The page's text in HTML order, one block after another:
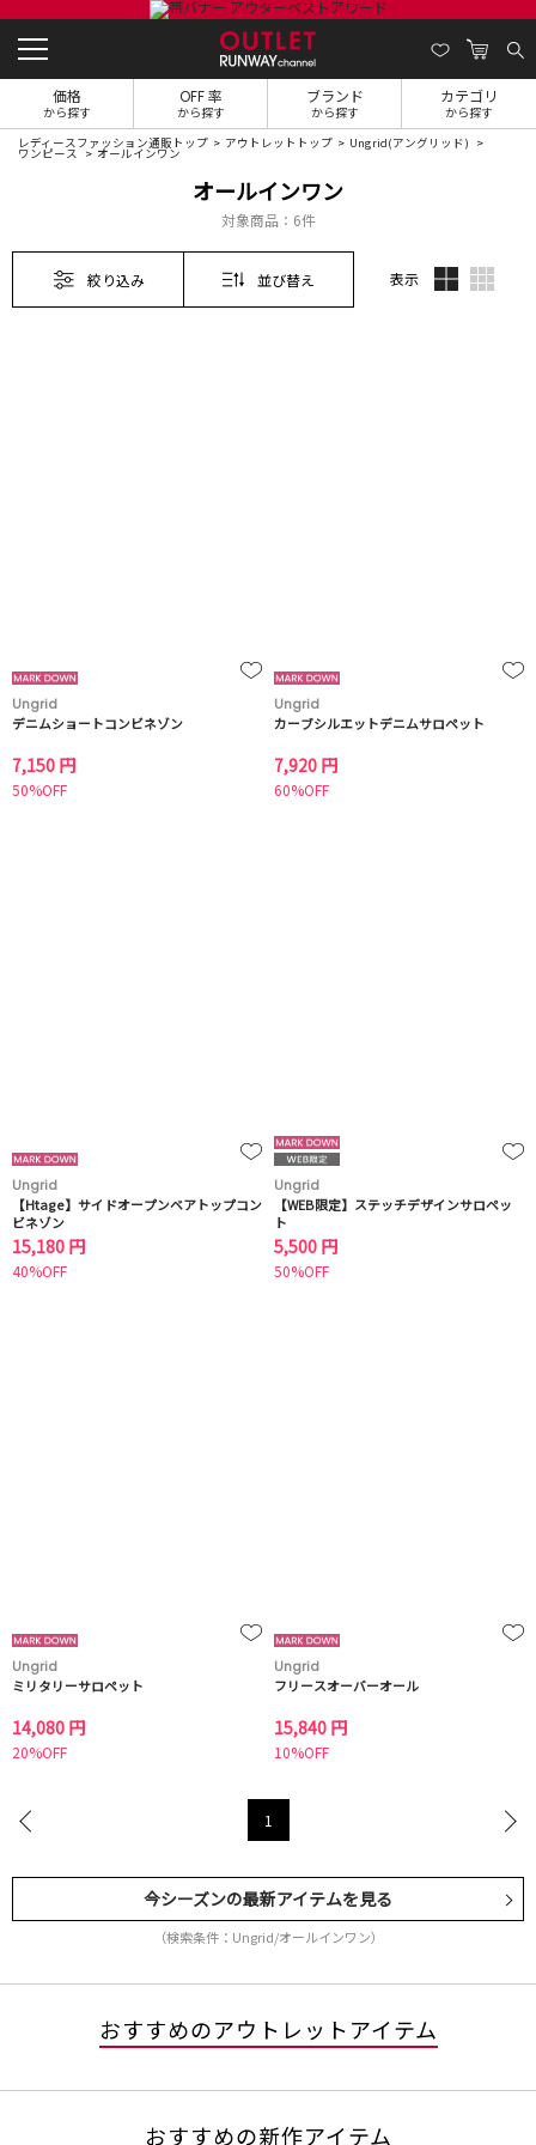
価格
から探す
OFF 率
から探す
ブランド
から探す
カテゴリ
から探す
レディースファッション通販トップ アウトレットトップ Ungrid(アングリッド)
ワンピース オールインワン
オールインワン
対象商品： 6件
絞り込み 並び替え 表示
Ungrid
デニムショートコンビネゾン
7,150 円
50%OFF
Ungrid
カーブシルエットデニムサロペット
7,920 円
60%OFF
Ungrid
【Htage】サイドオープンベアトップコン
ビネゾン
15,180 円
40%OFF
Ungrid
【WEB限定】ステッチデザインサロペッ
ト
5,500 円
50%OFF
Ungrid
ミリタリーサロペット
14,080 円
20%OFF
Ungrid
フリースオーバーオール
15,840 円
10%OFF
1
今シーズンの最新アイテムを見る
（検索条件：Ungrid/オールインワン）
おすすめのアウトレットアイテム
おすすめの新作アイテム